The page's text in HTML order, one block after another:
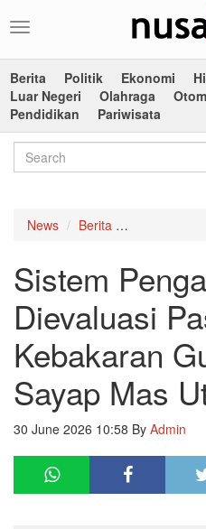
Toggle
Berita
Politik Ekonomi
Luar Negeri
Olahraga
Pendidikan
Pariwisata
News Berita
Sistem
Dievaluasi
Kebakaran
Sayap Mas
30 June 2026 10:58 By Admin